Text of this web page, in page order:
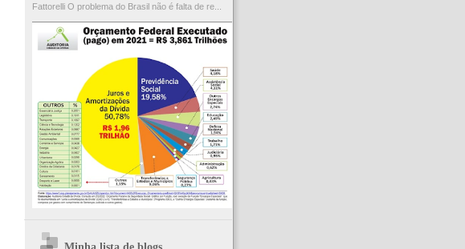
Fattorelli O problema do Brasil não é falta de re...